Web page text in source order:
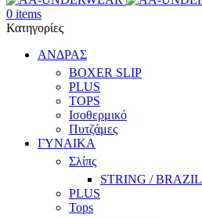
0 items
Κατηγορίες
ΑΝΔΡΑΣ
BOXER SLIP
PLUS
TOPS
Ισοθερμικό
Πυτζάμες
ΓΥΝΑΙΚΑ
Σλίπς
STRING / BRAZIL
PLUS
Tops